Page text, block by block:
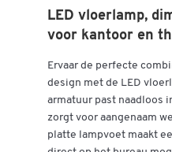
Uitvoering
Vdu-werkstationgeschikt vlg. din
Vermogen (W)
Zwenkbaar
Kleuren
LED vloerlamp,
voor kantoor en
Ervaar de perfecte
design met de LED
armatuur past naadloos
zorgt voor aangenaam
platte lampvoet maakt